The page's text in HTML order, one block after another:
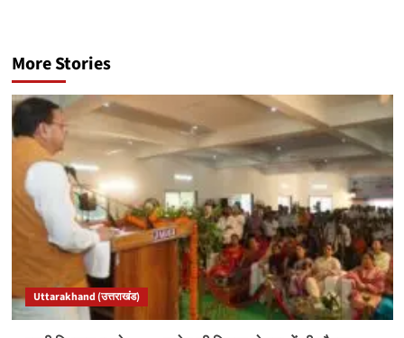
More Stories
Uttarakhand (उत्तराखंड)